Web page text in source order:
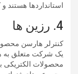
استانداردها
4. رزین ها
کنترلر هارسن
یک شرکت متعلق به
محصولات الکتریکی